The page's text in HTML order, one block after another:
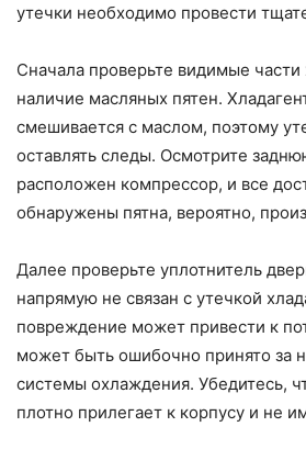
утечки необходимо провести
Сначала проверьте видимые части
наличие масляных пятен.
смешивается с маслом, поэтому
оставлять следы. Осмотрите
расположен компрессор, и все
обнаружены пятна, вероятно,
Далее проверьте уплотнитель
напрямую не связан с утечкой
повреждение может привести к
может быть ошибочно принято за
системы охлаждения. Убедитесь,
плотно прилегает к корпусу и не